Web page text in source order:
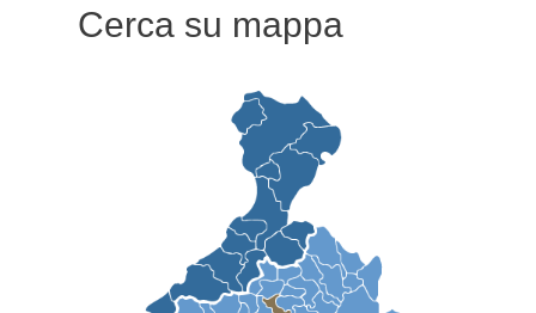
Cerca su mappa